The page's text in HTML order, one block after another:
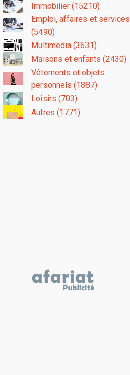
Immobilier (15210)
Emploi, affaires et services
(5490)
Multimedia (3631)
Maisons et enfants (2430)
Vêtements et objets
personnels (1887)
Loisirs (703)
Autres (1771)